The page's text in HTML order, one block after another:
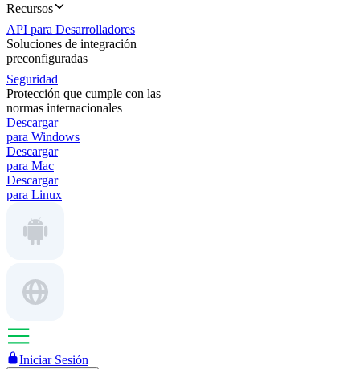
Recursos
API para Desarrolladores
Soluciones de integración
preconfiguradas
Seguridad
Protección que cumple con las
normas internacionales
Descargar
para Windows
Descargar
para Mac
Descargar
para Linux
Iniciar Sesión